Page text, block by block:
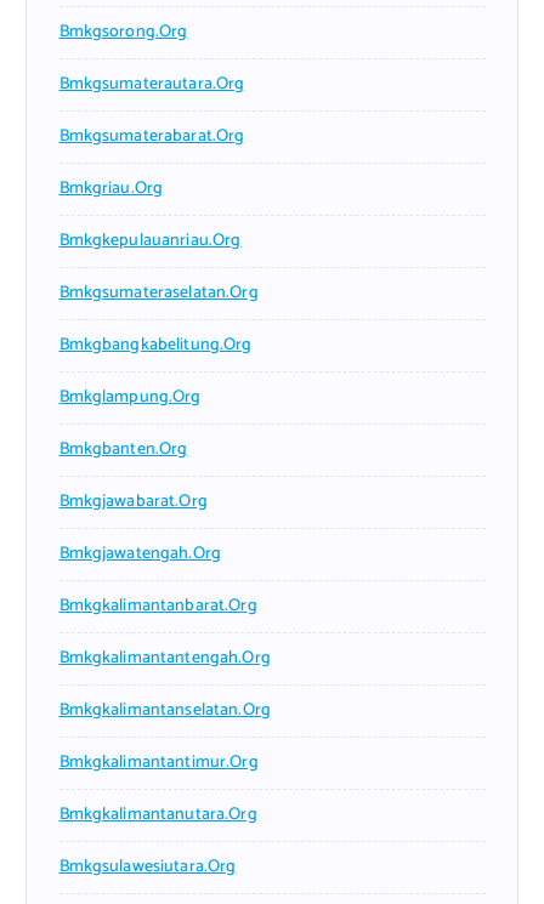
Bmkgsorong.org
Bmkgsumaterautara.org
Bmkgsumaterabarat.org
Bmkgriau.org
Bmkgkepulauanriau.org
Bmkgsumateraselatan.org
Bmkgbangkabelitung.org
Bmkglampung.org
Bmkgbanten.org
Bmkgjawabarat.org
Bmkgjawatengah.org
Bmkgkalimantanbarat.org
Bmkgkalimantantengah.org
Bmkgkalimantanselatan.org
Bmkgkalimantantimur.org
Bmkgkalimantanutara.org
Bmkgsulawesiutara.org